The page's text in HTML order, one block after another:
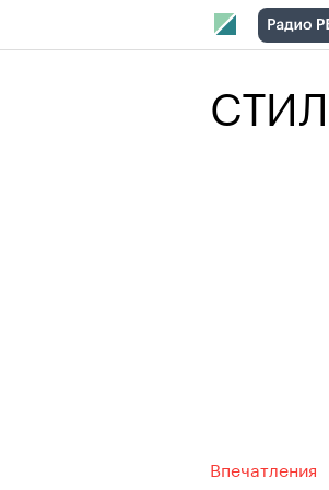
Впечатления